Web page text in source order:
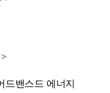
드밴스드 에너지